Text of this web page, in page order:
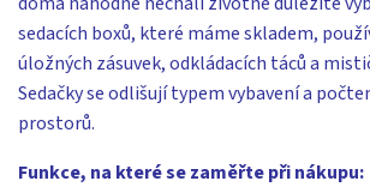
sedacích boxů, které máme skladem,
úložných zásuvek, odkládacích táců a
Sedačky se odlišují typem vybavení a
prostorů.
Funkce, na které se zaměřte při nákupu: